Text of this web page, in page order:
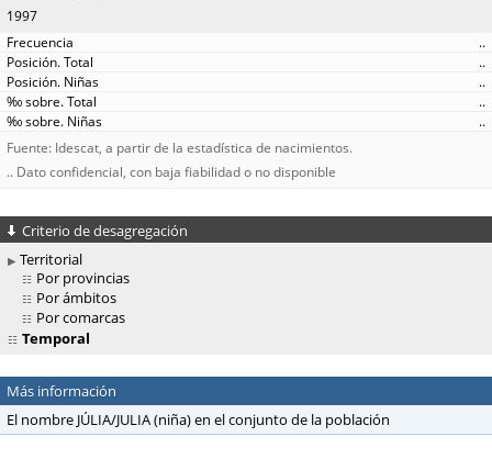
1997
..
..
..
..
..
Fuente: Idescat, a partir de la estadística de nacimientos.
.. Dato confidencial, con baja fiabilidad o no disponible
Criterio de desagregación
Territorial
Por provincias
Por ámbitos
Por comarcas
Temporal
Más información
El nombre JÚLIA/JULIA (niña) en el conjunto de la población